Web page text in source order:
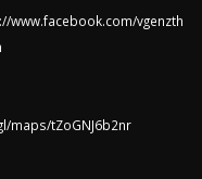
www.facebook.com/vgenzth
maps/tZoGNJ6b2nr